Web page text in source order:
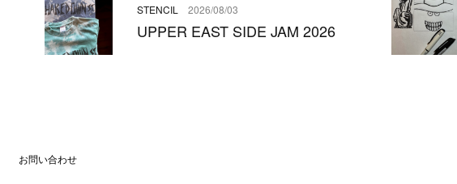
STENCIL 2026/08/03
UPPER EAST SIDE JAM 2026
お問い合わせ